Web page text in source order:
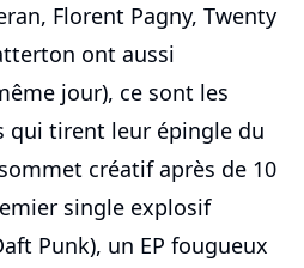
Florent Pagny, Twenty
ont aussi
jour), ce sont les
qui tirent leur épingle du
créatif après de 10
single explosif
Punk), un EP fougueux